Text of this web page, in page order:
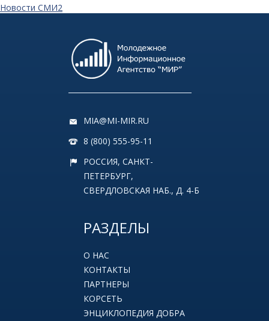
Новости СМИ2
MIA@MI-MIR.RU
8 (800) 555-95-11
РОССИЯ, САНКТ-
ПЕТЕРБУРГ,
СВЕРДЛОВСКАЯ НАБ., Д. 4-Б
РАЗДЕЛЫ
О НАС
КОНТАКТЫ
ПАРТНЕРЫ
КОРСЕТЬ
ЭНЦИКЛОПЕДИЯ ДОБРА